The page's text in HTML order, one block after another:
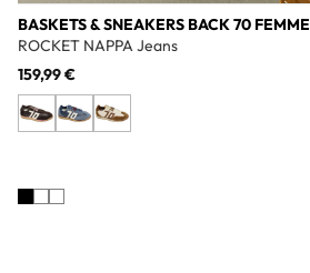
BASKETS & SNEAKERS BACK 70 FEMME
ROCKET NAPPA Jeans
159,99 €